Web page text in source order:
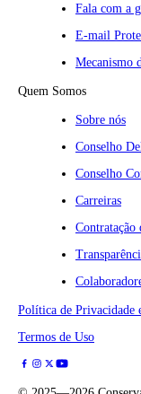
Fala com a
E-mail
Mecanismo
Quem Somos
Sobre nós
Conselho
Conselho
Carreiras
Contratação
Política de Privacidade
Termos de Uso